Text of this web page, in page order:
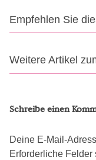
Empfehlen Sie
Weitere Artikel
Schreibe einen
Deine E-Mail-
Erforderliche Felder